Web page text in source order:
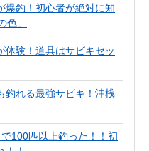
爆釣！初心者が絶対に知
色」
体験！道具はサビキセッ
釣れる最強サビキ！沖桟
100匹以上釣った！！初